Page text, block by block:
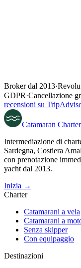
Broker dal 2013·
GDPR·Cancellazione
recensioni su
Catamaran Charter
Intermediazione di
Sardegna, Costiera
con prenotazione
yacht dal 2013.
Inizia →
Charter
Catamarani a vela
Catamarani a
Senza skipper
Con equipaggio
Destinazioni